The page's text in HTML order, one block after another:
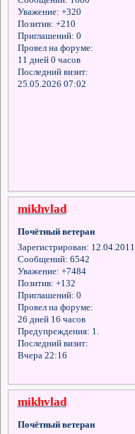
Уважение: +320
Позитив: +210
Приглашений: 0
Провел на форуме:
11 дней 0 часов
Последний визит:
25.05.2026 07:02
mikhvlad
Почётный ветеран
Зарегистрирован: 12.04.2011
Сообщений: 6542
Уважение: +7484
Позитив: +132
Приглашений: 0
Провел на форуме:
26 дней 16 часов
Предупреждения: 1.
Последний визит:
Вчера 22:16
mikhvlad
Почётный ветеран